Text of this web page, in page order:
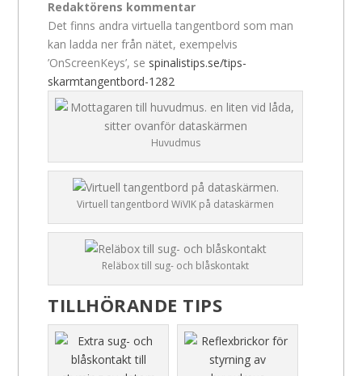
Redaktörens kommentar
Det finns andra virtuella tangentbord som man
kan ladda ner från nätet, exempelvis
’OnScreenKeys’, se spinalistips.se/tips-
skarmtangentbord-1282
Huvudmus
Virtuell tangentbord WiVIK på dataskärmen
Reläbox till sug- och blåskontakt
TILLHÖRANDE TIPS